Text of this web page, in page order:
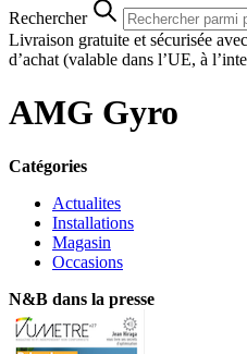
Rechercher
Livraison gratuite et sécurisée
d’achat (valable dans l’UE, à
AMG Gyro
Catégories
Actualites
Installations
Magasin
Occasions
N&B dans la presse